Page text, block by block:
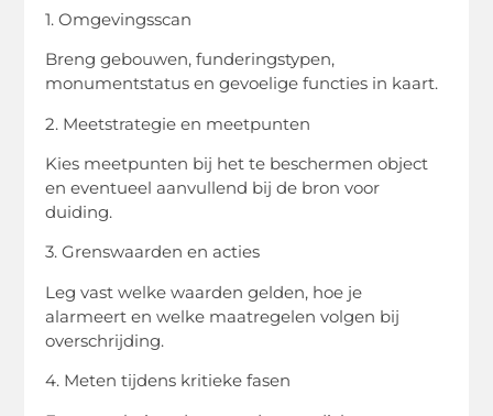
1. Omgevingsscan
Breng gebouwen, funderingstypen,
monumentstatus en gevoelige functies in kaart.
2. Meetstrategie en meetpunten
Kies meetpunten bij het te beschermen object
en eventueel aanvullend bij de bron voor
duiding.
3. Grenswaarden en acties
Leg vast welke waarden gelden, hoe je
alarmeert en welke maatregelen volgen bij
overschrijding.
4. Meten tijdens kritieke fasen